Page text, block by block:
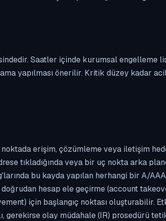
Saatler içinde kurumsal engelleme
yapılması önerilir. Kritik düzey kadar
erişim, çözümleme veya iletişim
tıkladığında veya bir uç nokta arka
bu kayda yapılan herhangi bir A/
doğrudan hesap ele geçirme (account
için başlangıç noktası oluşturabilir.
olay müdahale (IR) prosedürü